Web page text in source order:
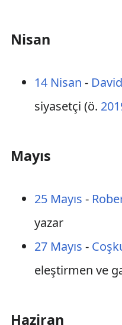
Nisan
14 Nisan -
siyasetçi (ö.
Mayıs
25 Mayıs -
yazar
27 Mayıs -
eleştirmen ve
Haziran